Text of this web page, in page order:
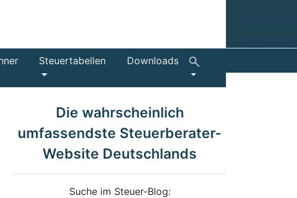
Steuertabellen Downloads
Die wahrscheinlich
umfassendste Steuerberater-
Website Deutschlands
Suche im Steuer-Blog: